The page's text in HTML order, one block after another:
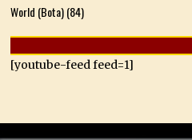
World (Bota)(84)
[youtube-feed feed=1]